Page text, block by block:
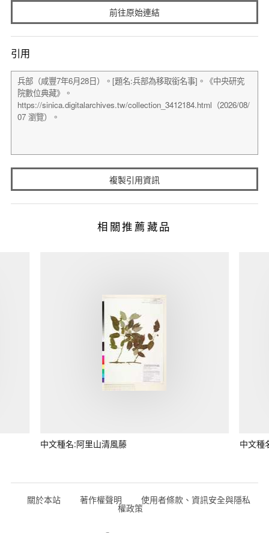
前往原始連結
引用
複製引用資訊
相關推薦藏品
中文種名:阿里山清風藤 中文種
關於本站 著作權聲明 使用者條款、資訊安全與隱私
權政策